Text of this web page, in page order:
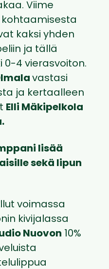
Viime
kaksi yhden
ja tällä
0-4 vierasvoiton.
vastasi
ja kertaalleen
Elli Mäkipelkola
lisää
sekä lipun
voimassa
kivijalassa
Nuovon 10%